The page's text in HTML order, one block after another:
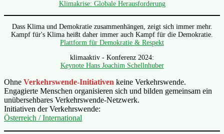
Klimakrise: Globale Herausforderung
Dass Klima und Demokratie zusammenhängen, zeigt sich immer mehr.
Kampf für's Klima heißt daher immer auch Kampf für die Demokratie.
Plattform für Demokratie & Respekt
klimaaktiv - Konferenz 2024:
Keynote Hans Joachim Schellnhuber
Ohne Verkehrswende-Initiativen keine Verkehrswende.
Engagierte Menschen organisieren sich und bilden gemeinsam ein
unübersehbares Verkehrswende-Netzwerk.
Initiativen der Verkehrswende:
Österreich / International